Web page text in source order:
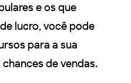
e os que
lucro, você pode
para a sua
de vendas.